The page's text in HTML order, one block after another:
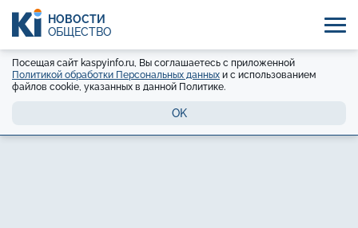
НОВОСТИ
ОБЩЕСТВО
Посещая сайт kaspyinfo.ru, Вы соглашаетесь с приложенной
Политикой обработки Персональных данных и с использованием
файлов cookie, указанных в данной Политике.
OK